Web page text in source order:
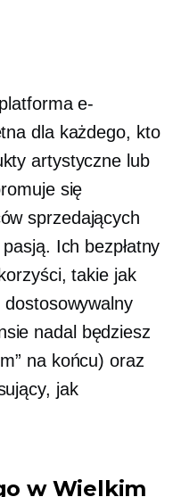
e-
dla każdego, kto
artystyczne lub
się
sprzedających
Ich bezpłatny
takie jak
dostosowywalny
nadal będziesz
na końcu) oraz
jak
w Wielkim